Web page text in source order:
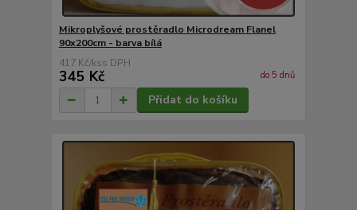
Mikroplyšové prostěradlo Microdream Flanel
90x200cm - barva bílá
417 Kč/ks
345 Kč do 5 dnů
Přidat do košíku